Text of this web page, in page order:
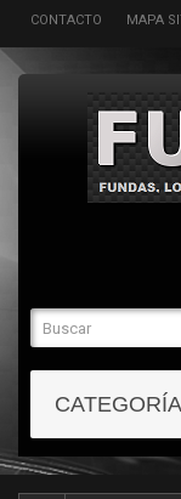
CONTACTO MAPA